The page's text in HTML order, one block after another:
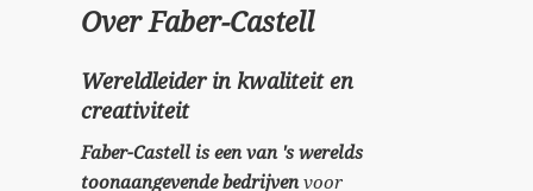
Over Faber-Castell
Wereldleider in kwaliteit en
creativiteit
Faber-Castell is een van 's werelds
toonaangevende bedrijvenvoor